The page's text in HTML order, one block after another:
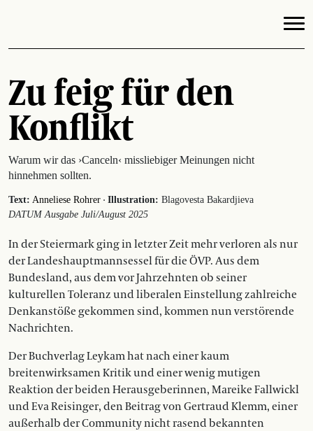
Zu feig für den
Konflikt
Warum wir das ›Canceln‹ missliebiger Meinungen nicht
hinnehmen sollten.
Text: Anneliese Rohrer · Illustration: Blagovesta Bakardjieva
DATUM Ausgabe Juli/August 2025
In der Steiermark ging in letzter Zeit mehr verloren als nur
der Landeshauptmannsessel für die ÖVP. Aus dem
Bundesland, aus dem vor Jahrzehnten ob seiner
kulturellen Toleranz und liberalen Einstellung zahlreiche
Denkanstöße gekommen sind, kommen nun verstörende
Nachrichten.
Der Buchverlag Leykam hat nach einer kaum
breitenwirksamen Kritik und einer wenig mutigen
Reaktion der beiden Herausgeberinnen, Mareike Fallwickl
und Eva Reisinger, den Beitrag von Gertraud Klemm, einer
außerhalb der Community nicht rasend bekannten